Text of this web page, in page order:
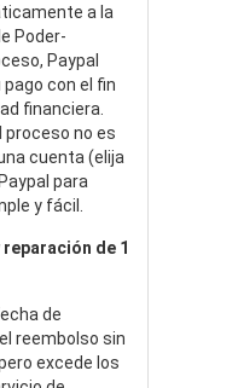
a la
Poder-
Paypal
con el fin
financiera.
proceso no es
cuenta (elija
para
y fácil.
de 1
de
reembolso sin
excede los